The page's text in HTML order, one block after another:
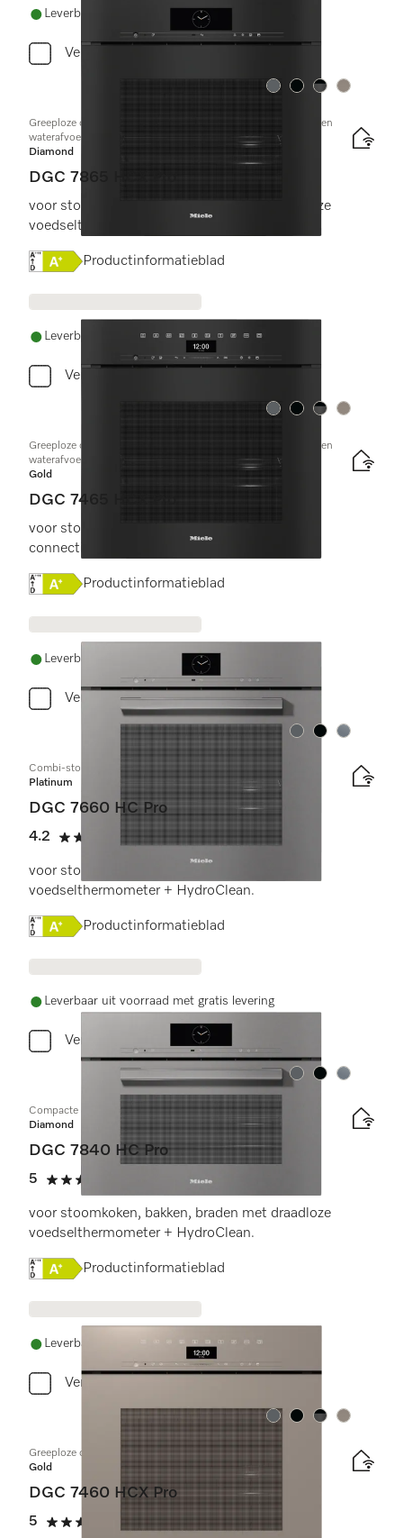
Leverbaar uit voorraad met gratis levering
Vergelijken
Kleur:Kleur:Kleur:Kleur:
Greeploze combi-stoomoven met aansluiting voor vers water en
waterafvoer
Diamond
DGC 7865 HCX Pro
voor stoomkoken, bakken, braden met draadloze
voedselthermometer + HydroClean.
Online Label Flag, Energielabel
Productinformatieblad
Leverbaar uit voorraad met gratis levering
Vergelijken
Kleur:Kleur:Kleur:Kleur:
Greeploze combi-stoomoven met aansluiting voor vers water en
waterafvoer
Gold
DGC 7465 HCX Pro
voor stoomkoken, bakken, braden met
connectiviteit + HydroClean.
Online Label Flag, Energielabel
Productinformatieblad
Leverbaar uit voorraad met gratis levering
Vergelijken
Kleur:Kleur:Kleur:
Combi-stoomoven
Platinum
DGC 7660 HC Pro
4.2
4.2 sterren op 5
voor stoomkoken, bakken, braden met
voedselthermometer + HydroClean.
Online Label Flag, Energielabel
Productinformatieblad
Leverbaar uit voorraad met gratis levering
Vergelijken
Kleur:Kleur:Kleur:
Compacte combi-stoomoven
Diamond
DGC 7840 HC Pro
5
5 sterren op 5
(1 beoordeling)
voor stoomkoken, bakken, braden met draadloze
voedselthermometer + HydroClean.
Online Label Flag, Energielabel
Productinformatieblad
Leverbaar uit voorraad met gratis levering
Vergelijken
Kleur:Kleur:Kleur:Kleur:
Greeploze combi-stoomoven
Gold
DGC 7460 HCX Pro
5
5 sterren op 5